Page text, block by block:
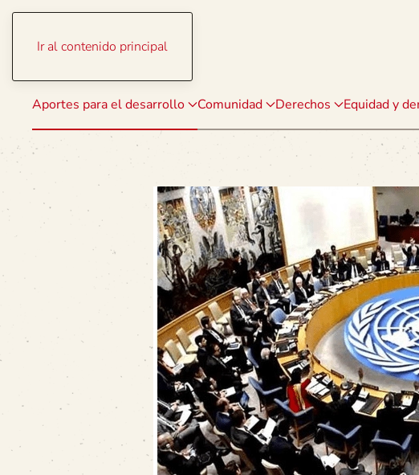
Ir al contenido principal
Aportes para el desarrollo Comunidad Derechos Equidad y